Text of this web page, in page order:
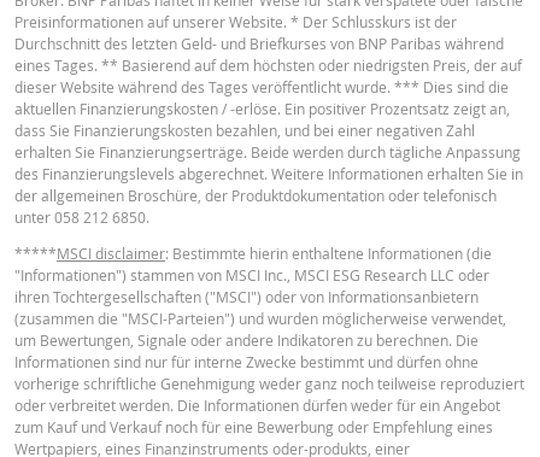
SITUATION
SITUATION
Referenzkurs 260.263
-
Finanzierungslevel
496.2251
-
Stop Loss Level
446.64
-
Leverage
1.10
-
Wert Position
(CHF)
Mini Future (CHF) 19.17 -
Der Mini-Future Rechner dient lediglich Informationszwecken und stellt
ein Angebot noch eine Aufforderung zum Kauf oder Verkauf von
Finanzinstrumenten dar. Wir übernehmen keine Haftung für die
Informationen. Insbesondere ist zu beachten: Der Rechner berücksichtigt
Dividendenzahlungen. Er geht von einer täglichen Anpassungsmöglichkeit
BASISPROSPEKT
English PDF
TERMSHEET
Deutsch (Schweiz)
FINAL TERMS
Preisinformationen auf unserer Website. * Der Schlusskurs ist der
Durchschnitt des letzten Geld- und Briefkurses von BNP Paribas während
eines Tages. ** Basierend auf dem höchsten oder niedrigsten Preis, der auf
dieser Website während des Tages veröffentlicht wurde. *** Dies sind die
aktuellen Finanzierungskosten / -erlöse. Ein positiver Prozentsatz zeigt an,
dass Sie Finanzierungskosten bezahlen, und bei einer negativen Zahl
erhalten Sie Finanzierungserträge. Beide werden durch tägliche Anpassung
des Finanzierungslevels abgerechnet. Weitere Informationen erhalten Sie in
der allgemeinen Broschüre, der Produktdokumentation oder telefonisch
unter 058 212 6850.
*****MSCI disclaimer: Bestimmte hierin enthaltene Informationen (die
"Informationen") stammen von MSCI Inc., MSCI ESG Research LLC oder
ihren Tochtergesellschaften ("MSCI") oder von Informationsanbietern
(zusammen die "MSCI-Parteien") und wurden möglicherweise verwendet,
um Bewertungen, Signale oder andere Indikatoren zu berechnen. Die
Informationen sind nur für interne Zwecke bestimmt und dürfen ohne
vorherige schriftliche Genehmigung weder ganz noch teilweise reproduziert
oder verbreitet werden. Die Informationen dürfen weder für ein Angebot
zum Kauf und Verkauf noch für eine Bewerbung oder Empfehlung eines
Wertpapiers, eines Finanzinstruments oder-produkts, einer